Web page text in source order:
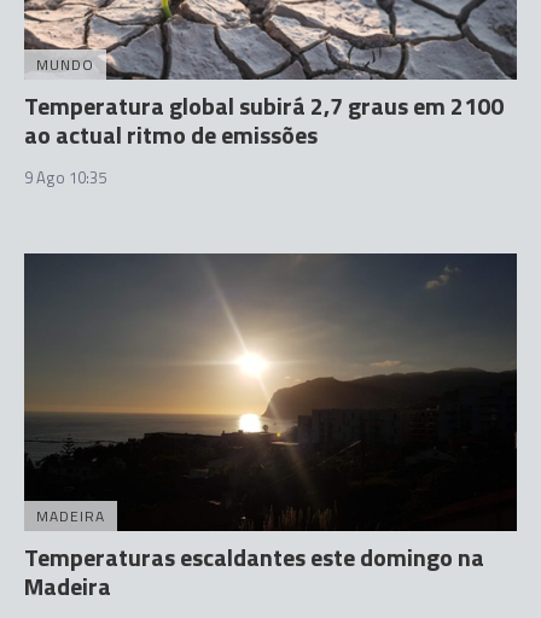
MUNDO
Temperatura global subirá 2,7 graus em 2100
ao actual ritmo de emissões
9 Ago 10:35
MADEIRA
Temperaturas escaldantes este domingo na
Madeira